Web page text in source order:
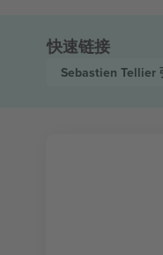
快速链接
Sebastien Tellier